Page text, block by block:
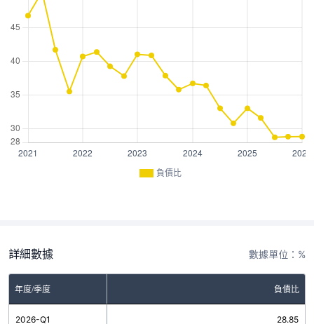
負債比
詳細數據 數據單位：%
年度/季度 負債比
2026-Q1 28.85